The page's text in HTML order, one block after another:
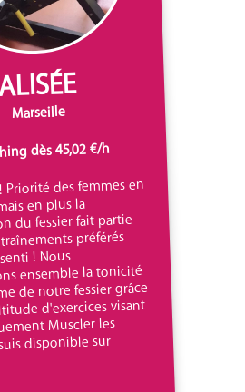
Marseille
dès 45,02 €/h
Priorité des femmes en
en plus la
du fessier fait partie
préférés
! Nous
ensemble la tonicité
de notre fessier grâce
d'exercices visant
Muscler les
disponible sur